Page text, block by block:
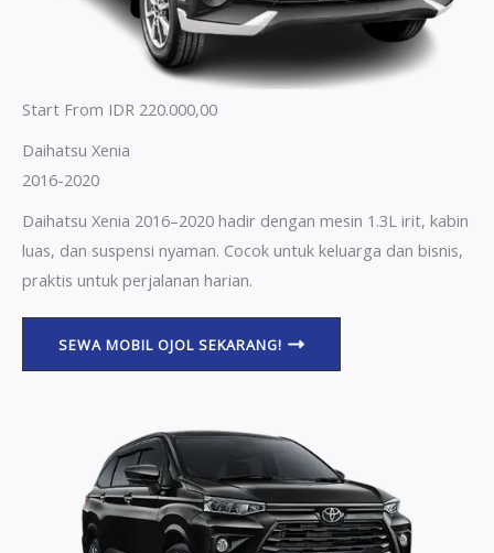
Start From IDR 220.000,00
Daihatsu Xenia
2016-2020
Daihatsu Xenia 2016–2020 hadir dengan mesin 1.3L irit, kabin
luas, dan suspensi nyaman. Cocok untuk keluarga dan bisnis,
praktis untuk perjalanan harian.
SEWA MOBIL OJOL SEKARANG!